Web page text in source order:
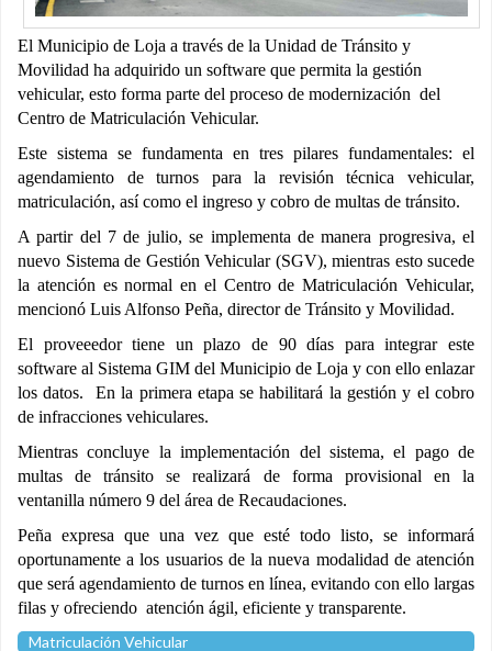
El Municipio de Loja a través de la Unidad de Tránsito y
Movilidad ha adquirido un software que permita la gestión
vehicular, esto forma parte del proceso de modernización del
Centro de Matriculación Vehicular.
Este sistema se fundamenta en tres pilares fundamentales: el
agendamiento de turnos para la revisión técnica vehicular,
matriculación, así como el ingreso y cobro de multas de tránsito.
A partir del 7 de julio, se implementa de manera progresiva, el
nuevo Sistema de Gestión Vehicular (SGV), mientras esto sucede
la atención es normal en el Centro de Matriculación Vehicular,
mencionó Luis Alfonso Peña, director de Tránsito y Movilidad.
El proveeedor tiene un plazo de 90 días para integrar este
software al Sistema GIM del Municipio de Loja y con ello enlazar
los datos. En la primera etapa se habilitará la gestión y el cobro
de infracciones vehiculares.
Mientras concluye la implementación del sistema, el pago de
multas de tránsito se realizará de forma provisional en la
ventanilla número 9 del área de Recaudaciones.
Peña expresa que una vez que esté todo listo, se informará
oportunamente a los usuarios de la nueva modalidad de atención
que será agendamiento de turnos en línea, evitando con ello largas
filas y ofreciendo atención ágil, eficiente y transparente.
Matriculación Vehicular